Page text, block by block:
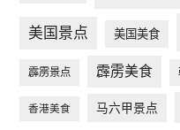
美国景点 美国美食
霹雳景点 霹雳美食
香港美食 马六甲景点